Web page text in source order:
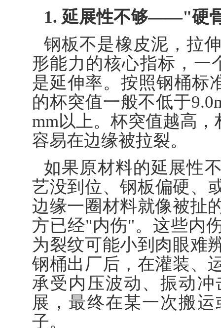
1. 延展性不够——"硬
钢板不是橡皮泥，拉
形能力的核心指标，一
是延伸率。按照钢桶标
的杯突值一般不低于
mm以上。杯突值越高
容易在边缘被拉裂。
如果原材料的延展性
艺没到位、钢板偏硬
边缘一圈材料就像被扯
方已经"内伤"。这些内
为裂纹可能小到肉眼难
钢桶出厂后，在灌装、
承受内压波动、振动
展，最终在某一次搬
子。